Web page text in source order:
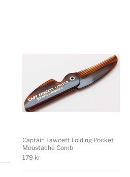
Captain Fawcett Folding Pocket
Moustache Comb
179 kr